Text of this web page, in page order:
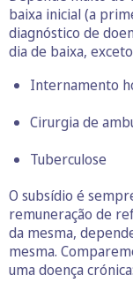
baixa inicial (a
diagnóstico de
dia de baixa,
Internamento
Cirurgia de
Tuberculose
O subsídio é
remuneração de
da mesma,
mesma.
uma doença